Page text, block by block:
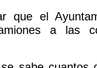
que el
a las